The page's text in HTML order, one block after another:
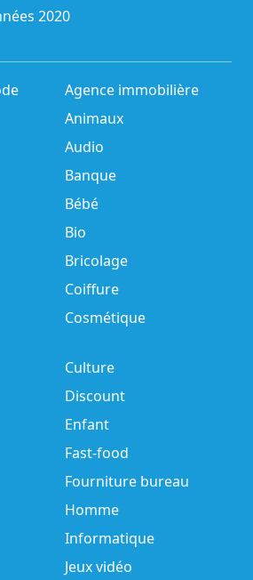
2020
Agence immobilière
Animaux
Audio
Banque
Bébé
Bio
Bricolage
Coiffure
Cosmétique
Culture
Discount
Enfant
Fast-food
Fourniture bureau
Homme
Informatique
Jeux vidéo